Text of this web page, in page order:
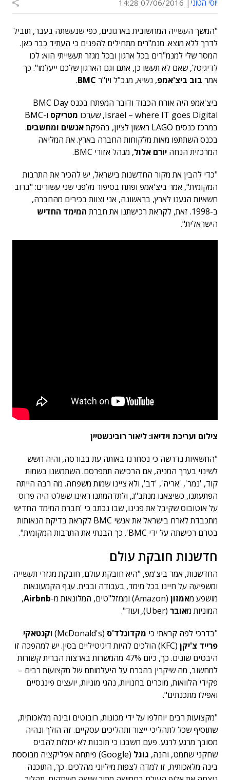
יוסי הטוני 07/06/2016 14:28
"המשך העשייה המחשובית בארגונים, כפי שנעשתה בעבר, תוביל
לדרך ללא מוצא. מנמ"רים מתחילים להפנים כי העתיד כבר כאן.
המסר שלי למנמ"רים בכל ארגון ובכל מגזר תעשייתי הוא: לכו
לדיגיטל, שאם לא תעשו כן, אתם וגם הארגון שלכם ייעלמו". כך
אמר בוב ביצ'אמפ, נשיא, מנכ"ל ויו"ר BMC
.
ביצ'אמפ היה אורח הכבוד ודובר המפתח בכנס BMC Day
Israel – where IT goes Digital, שערכו
מטריקס
ו-BMC
במרכז כנסים LAGO ראשון לציון, בהפקת
אנשים ומחשבים.
בכנס השתתפו מאות מלקוחות החברה בארץ. את המליאה
המרכזית הנחה יורם אלול, מנהל אזורי BMC.
"כדי להבין את מקור החדשנות בישראל, יש להכיר את התרבות
המקומית", אמר ביצ'אמפ ופתח בסיפור מלפני שני עשורים: "ברוב
חשאיות הגענו לארץ, בראשונה, אני וצוות בכירים מהחברה,
ב-1998. זאת, לקראת רכישתנו את חברת
המימד החדיש
הישראלית".
צילום ועריכת וידיאו: ליאור רובינשטיין
"החשאיות נדרשה כי נסחרנו באותה עת בבורסה, והיה חשש
לשינוי בערך המניה, אם הרכישה תתפרסם. השתמשנו בשמות
קוד, 'נמר', 'אריה', 'דב', ולא ציינו שמות משפחה. מה רבה הייתה
הפתעתנו, כשיצאנו מנתב"ג, ולתדהמתנו ראינו ששלט היה פרוס
על אוטובוס שקיבל את פנינו, שבו נכתב כי 'חברת המימד החדיש
מתכבדת לארח בישראל את אנשי BMC לקראת בדיקת הנאותות
בטרם רכישתה על ידי BMC'. כך הבנתי את התרבות המקומית".
חדשנות חובקת עולם
החדשנות, אמר ביצ'מפ, "היא חובקת עולם, חובקת מגזרי תעשייה
ומשפיעה על חיינו בכל מימד, בעבודה ובבית. ענף הקמעונאות
מושפע מאמזון (Amazon) וממזל"טים, המלונאות מ- Airbnb
,
המוניות מאובר (Uber), ועוד".
"בדרכי לפה קראתי כי מקדונלד'ס (McDonald's) ו
קנטאקי
פרייד צ'יקן
(KFC) הולכים להיות דיגיטיליים בסין. יש למהפכה זו
היבטים שונים. כך, כיום 47% מהמשרות בארצות הברית קשורות
למחשוב, מה שיקרין בהכרח על היעלמותם של מקצועות רבים –
פקידי הלוואות, מוכרים בחנויות, נהגי מוניות, יועצים פיננסיים
ואפילו מתכנתים".
"מקצועות רבים יוחלפו על ידי מכונות, רובוטים ובינה מלאכותית,
שתוסיף שכל לתהליכי ייצור ותהליכים עסקיים. זה הולך ונהיה
מסובך מרגע לרגע. פעם חשבנו כי תוכנות לא יכולות להביס
שחקני שחמט, והנה, גוגל
(Google) פיתחה אפליקציה מבוססת
בינה מלאכותית, זו למדה לצפות מיליוני מהלכים. כך, התוכנה